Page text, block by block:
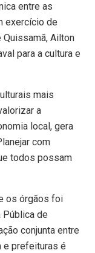
entre as
exercício de
Ailton
para a cultura e
mais
a
local, gera
com
todos possam
os órgãos foi
de
conjunta entre
e prefeituras é